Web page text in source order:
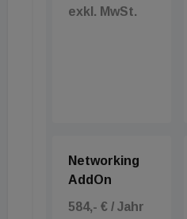
exkl. MwSt.
Networking
AddOn
584,- € / Jahr